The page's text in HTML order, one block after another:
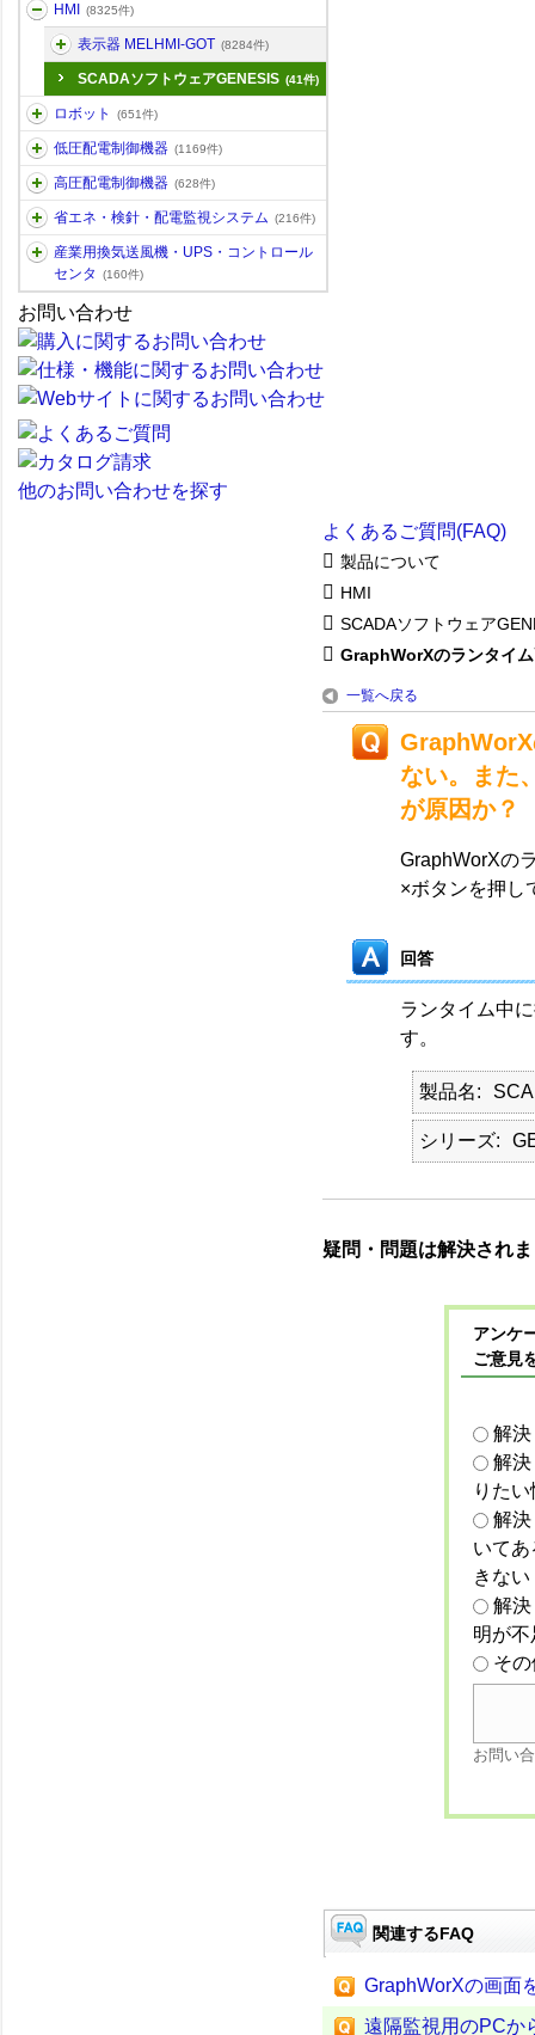
HMI (8325件)
表示器 MELHMI-GOT (8284件)
SCADAソフトウェアGENESIS (41件)
ロボット (651件)
低圧配電制御機器 (1169件)
高圧配電制御機器 (628件)
省エネ・検針・配電監視システム (216件)
産業用換気送風機・UPS・コントロール
センタ
(160件)
お問い合わせ
他のお問い合わせを探す
よくあるご質問(FAQ)
製品について
HMI
SCADAソフトウェア
GraphWorXのランタイ
一覧へ戻る
GraphWorX
ない。また
が原因か？
GraphWorXの
×ボタンを押し
回答
ランタイム中
す。
製品名
シリーズ
疑問・問題は解決され
アンケ
ご意見
解
解
りた
解
いて
きない
解
明が
そ
お問い
関連するFAQ
GraphWorXの画面
遠隔監視用のPCか